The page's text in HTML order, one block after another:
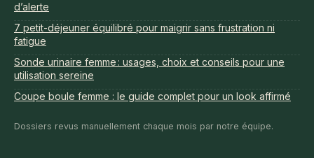
d’alerte
7 petit-déjeuner équilibré pour maigrir sans frustration ni
fatigue
Sonde urinaire femme : usages, choix et conseils pour une
utilisation sereine
Coupe boule femme : le guide complet pour un look affirmé
Dossiers revus manuellement chaque mois par notre équipe.